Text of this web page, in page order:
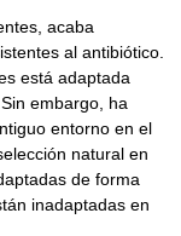
acaba
al antibiótico.
está adaptada
embargo, ha
entorno en el
natural en
de forma
inadaptadas en